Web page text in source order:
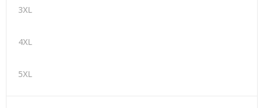
3XL
4XL
5XL